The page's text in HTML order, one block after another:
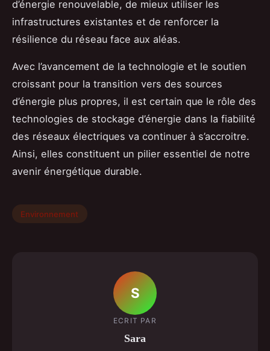
d’énergie renouvelable, de mieux utiliser les
infrastructures existantes et de renforcer la
résilience du réseau face aux aléas.
Avec l’avancement de la technologie et le soutien
croissant pour la transition vers des sources
d’énergie plus propres, il est certain que le rôle des
technologies de stockage d’énergie dans la fiabilité
des réseaux électriques va continuer à s’accroitre.
Ainsi, elles constituent un pilier essentiel de notre
avenir énergétique durable.
Environnement
S
ECRIT PAR
Sara